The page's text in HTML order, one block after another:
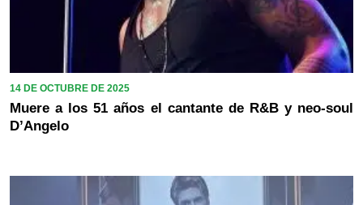
14 DE OCTUBRE DE 2025
Muere a los 51 años el cantante de R&B y neo-soul
D’Angelo